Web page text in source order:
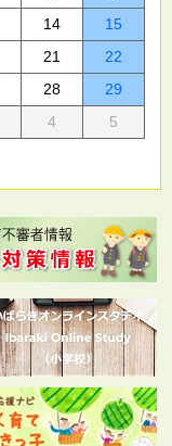
14
15
21
22
28
29
4 5